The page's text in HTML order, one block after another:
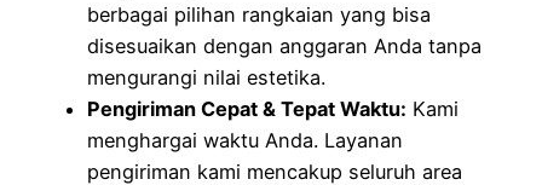
berbagai pilihan rangkaian yang bisa
disesuaikan dengan anggaran Anda tanpa
mengurangi nilai estetika.
Pengiriman Cepat & Tepat Waktu: Kami
menghargai waktu Anda. Layanan
pengiriman kami mencakup seluruh area